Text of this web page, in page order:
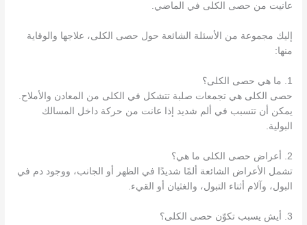
عانيت من حصى الكلى في الماضي.
إليك مجموعة من الأسئلة الشائعة حول حصى الكلى، علاجها والوقاية
منها:
1. ما هي حصى الكلى؟
حصى الكلى هي تجمعات صلبة تتشكل في الكلى من المعادن والأملاح.
يمكن أن تتسبب في ألم شديد إذا عانت من حركة داخل المسالك
البولية.
2. أعراض حصى الكلى ما هي؟
تشمل الأعراض الشائعة ألمًا شديدًا في الظهر أو الجانب، ووجود دم في
البول، وآلام أثناء التبول، والغثيان أو القيء.
3. أيش يسبب تكوّن حصى الكلى؟